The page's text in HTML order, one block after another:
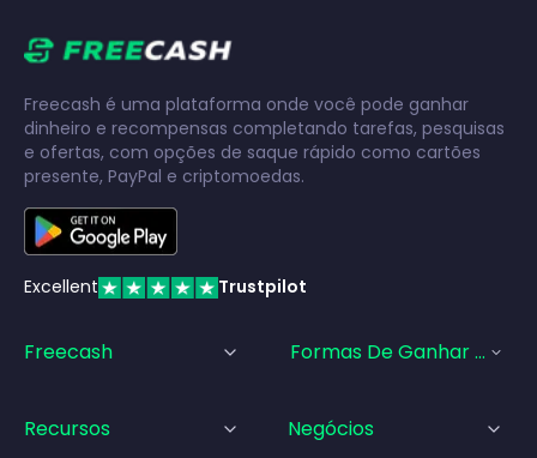
Freecash é uma plataforma onde você pode ganhar
dinheiro e recompensas completando tarefas, pesquisas
e ofertas, com opções de saque rápido como cartões
presente, PayPal e criptomoedas.
Excellent Trustpilot
Freecash Formas De Ganhar
Recursos Negócios